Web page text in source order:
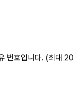
번호입니다. (최대 20